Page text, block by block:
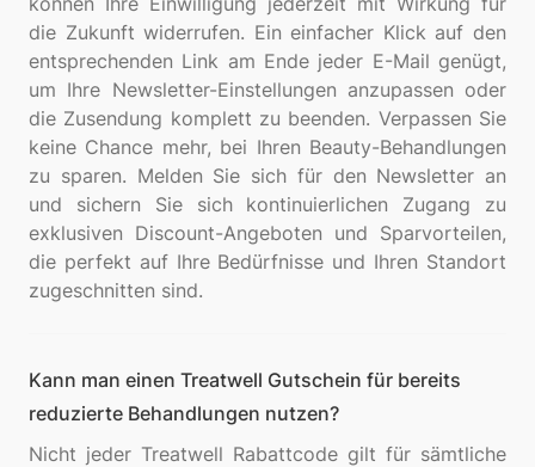
die Zukunft widerrufen. Ein einfacher Klick auf den
entsprechenden Link am Ende jeder E-Mail genügt,
um Ihre Newsletter-Einstellungen anzupassen oder
die Zusendung komplett zu beenden. Verpassen Sie
keine Chance mehr, bei Ihren Beauty-Behandlungen
zu sparen. Melden Sie sich für den Newsletter an
und sichern Sie sich kontinuierlichen Zugang zu
exklusiven Discount-Angeboten und Sparvorteilen,
die perfekt auf Ihre Bedürfnisse und Ihren Standort
Kann man einen Treatwell Gutschein für bereits
reduzierte Behandlungen nutzen?
Nicht jeder Treatwell Rabattcode gilt für sämtliche